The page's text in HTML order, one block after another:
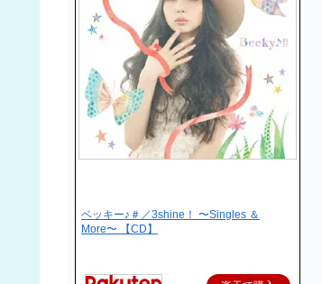
ベッキー♪＃／3shine！ 〜Singles ＆
More〜 【CD】